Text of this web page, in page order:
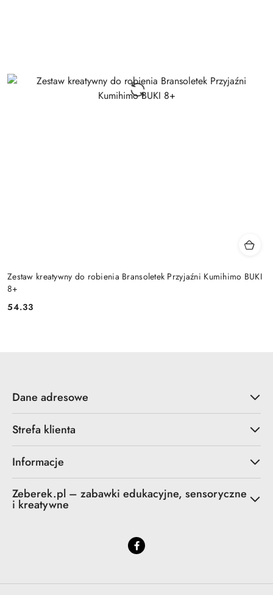
Zestaw kreatywny do robienia Bransoletek Przyjaźni Kumihimo BUKI
8+
Cena:
54.33
Dane adresowe
Strefa klienta
Informacje
Zeberek.pl – zabawki edukacyjne, sensoryczne
i kreatywne